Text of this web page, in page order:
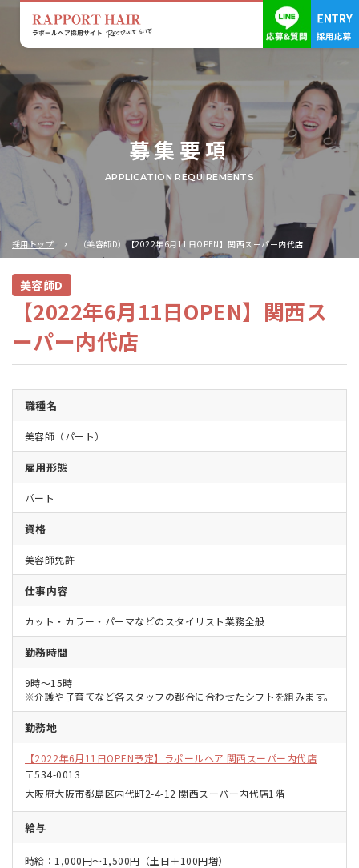
募集要項
APPLICATION REQUIREMENTS
採用トップ （美容師D）【2022年6月11日OPEN】関西スーパー内代店
美容師D
【2022年6月11日OPEN】関西ス
ーパー内代店
職種名
美容師（パート）
雇用形態
パート
資格
美容師免許
仕事内容
カット・カラー・パーマなどのスタイリスト業務全般
勤務時間
9時～15時
※介護や子育てなど各スタッフの都合に合わせたシフトを組みます。
勤務地
【2022年6月11日OPEN予定】ラポールヘア 関西スーパー内代店
〒534-0013
大阪府大阪市都島区内代町2-4-12関西スーパー内代店1 階
給与
時給：1,000円〜1,500円 （土日＋100円増）